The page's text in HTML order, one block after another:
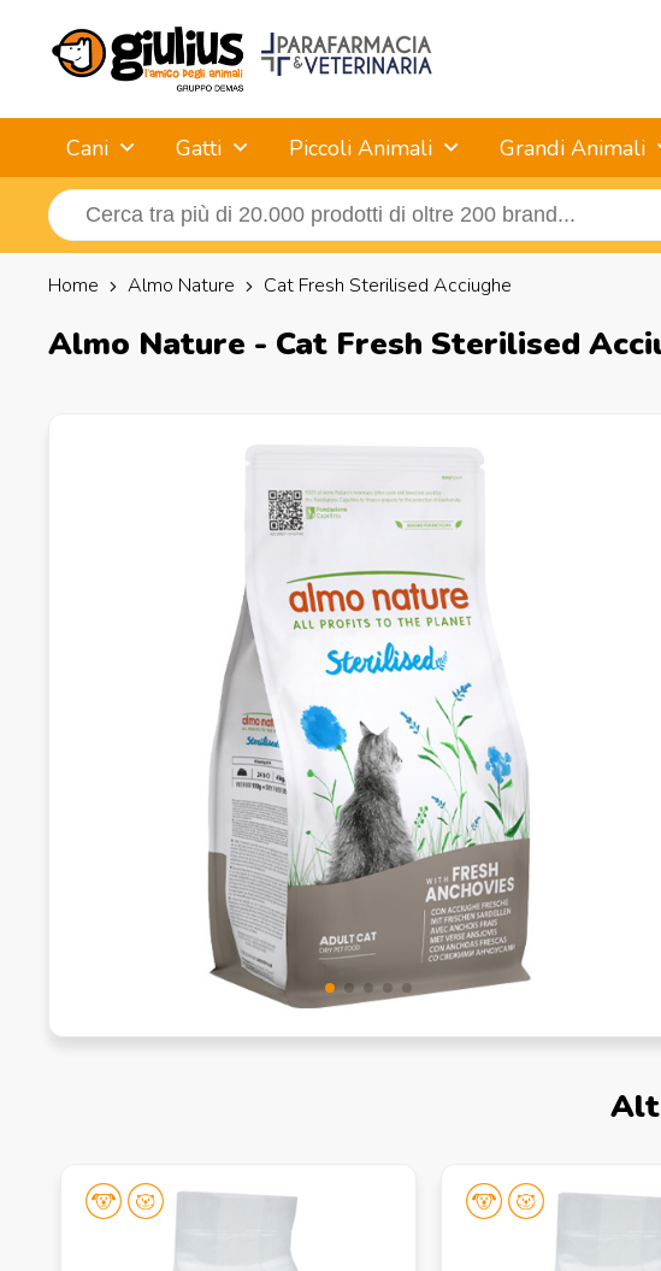
Cani Gatti Piccoli Animali Grandi Animali
Home Almo Nature Cat Fresh Sterilised Acciughe
Almo Nature - Cat Fresh Sterilised